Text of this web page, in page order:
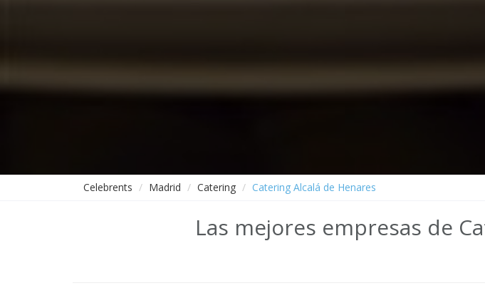
Celebrents Madrid Catering Catering Alcalá de Henares
Las mejores empresas de